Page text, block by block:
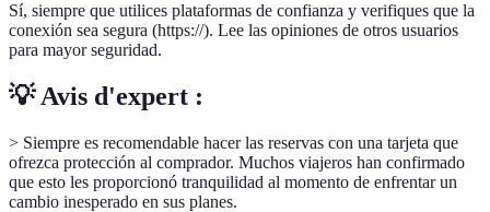
Sí, siempre que utilices plataformas de confianza y verifiques que la
conexión sea segura (https://). Lee las opiniones de otros usuarios
para mayor seguridad.
💡 Avis d'expert :
> Siempre es recomendable hacer las reservas con una tarjeta que
ofrezca protección al comprador. Muchos viajeros han confirmado
que esto les proporcionó tranquilidad al momento de enfrentar un
cambio inesperado en sus planes.